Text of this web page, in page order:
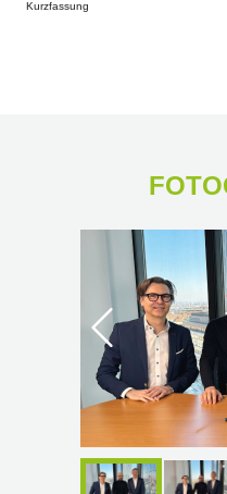
format is not
Kurzfassung